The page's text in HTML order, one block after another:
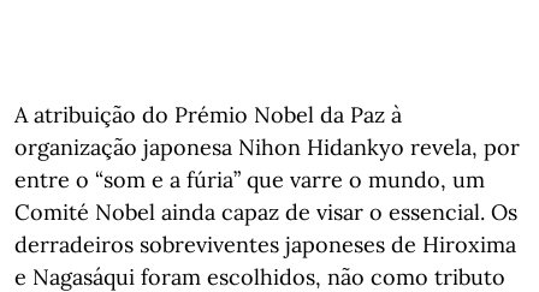
A atribuição do Prémio Nobel da Paz à
organização japonesa Nihon Hidankyo revela, por
entre o “som e a fúria” que varre o mundo, um
Comité Nobel ainda capaz de visar o essencial. Os
derradeiros sobreviventes japoneses de Hiroxima
e Nagasáqui foram escolhidos, não como tributo